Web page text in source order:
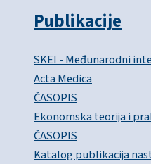
Publikacije
SKEI - Međunarodni
Acta Medica
ČASOPIS
Ekonomska teorija i
ČASOPIS
Katalog publikacija